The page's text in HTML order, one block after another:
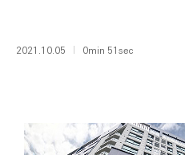
2021.10.05 0min 51sec